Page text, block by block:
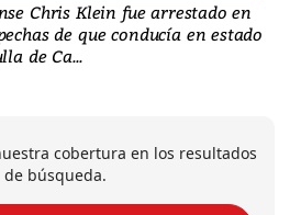
Chris Klein fue arrestado en
de que conducía en estado
de Ca...
cobertura en los resultados
de búsqueda.